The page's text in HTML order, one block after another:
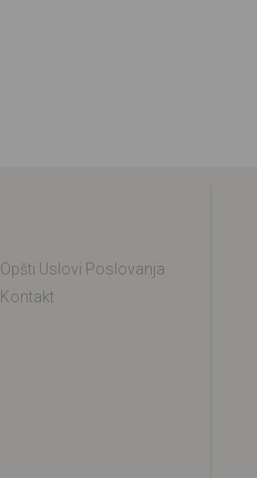
Opšti Uslovi Poslovanja
Kontakt